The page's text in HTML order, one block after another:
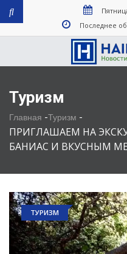
Последнее
Туризм
Главная -Туризм -
ПРИГЛАШАЕМ НА
БАНИАС И ВКУСНЫМ
ТУРИЗМ